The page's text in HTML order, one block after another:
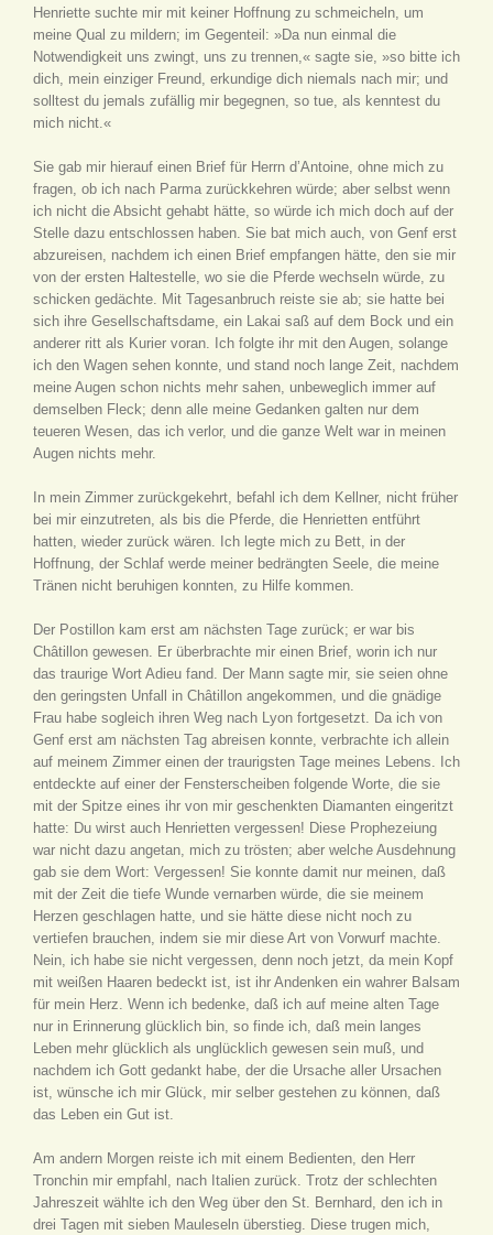
Henriette suchte mir mit keiner Hoffnung zu schmeicheln, um
meine Qual zu mildern; im Gegenteil: »Da nun einmal die
Notwendigkeit uns zwingt, uns zu trennen,« sagte sie, »so bitte ich
dich, mein einziger Freund, erkundige dich niemals nach mir; und
solltest du jemals zufällig mir begegnen, so tue, als kenntest du
mich nicht.«
Sie gab mir hierauf einen Brief für Herrn d’Antoine, ohne mich zu
fragen, ob ich nach Parma zurückkehren würde; aber selbst wenn
ich nicht die Absicht gehabt hätte, so würde ich mich doch auf der
Stelle dazu entschlossen haben. Sie bat mich auch, von Genf erst
abzureisen, nachdem ich einen Brief empfangen hätte, den sie mir
von der ersten Haltestelle, wo sie die Pferde wechseln würde, zu
schicken gedächte. Mit Tagesanbruch reiste sie ab; sie hatte bei
sich ihre Gesellschaftsdame, ein Lakai saß auf dem Bock und ein
anderer ritt als Kurier voran. Ich folgte ihr mit den Augen, solange
ich den Wagen sehen konnte, und stand noch lange Zeit, nachdem
meine Augen schon nichts mehr sahen, unbeweglich immer auf
demselben Fleck; denn alle meine Gedanken galten nur dem
teueren Wesen, das ich verlor, und die ganze Welt war in meinen
Augen nichts mehr.
In mein Zimmer zurückgekehrt, befahl ich dem Kellner, nicht früher
bei mir einzutreten, als bis die Pferde, die Henrietten entführt
hatten, wieder zurück wären. Ich legte mich zu Bett, in der
Hoffnung, der Schlaf werde meiner bedrängten Seele, die meine
Tränen nicht beruhigen konnten, zu Hilfe kommen.
Der Postillon kam erst am nächsten Tage zurück; er war bis
Châtillon gewesen. Er überbrachte mir einen Brief, worin ich nur
das traurige Wort Adieu fand. Der Mann sagte mir, sie seien ohne
den geringsten Unfall in Châtillon angekommen, und die gnädige
Frau habe sogleich ihren Weg nach Lyon fortgesetzt. Da ich von
Genf erst am nächsten Tag abreisen konnte, verbrachte ich allein
auf meinem Zimmer einen der traurigsten Tage meines Lebens. Ich
entdeckte auf einer der Fensterscheiben folgende Worte, die sie
mit der Spitze eines ihr von mir geschenkten Diamanten eingeritzt
hatte: Du wirst auch Henrietten vergessen! Diese Prophezeiung
war nicht dazu angetan, mich zu trösten; aber welche Ausdehnung
gab sie dem Wort: Vergessen! Sie konnte damit nur meinen, daß
mit der Zeit die tiefe Wunde vernarben würde, die sie meinem
Herzen geschlagen hatte, und sie hätte diese nicht noch zu
vertiefen brauchen, indem sie mir diese Art von Vorwurf machte.
Nein, ich habe sie nicht vergessen, denn noch jetzt, da mein Kopf
mit weißen Haaren bedeckt ist, ist ihr Andenken ein wahrer Balsam
für mein Herz. Wenn ich bedenke, daß ich auf meine alten Tage
nur in Erinnerung glücklich bin, so finde ich, daß mein langes
Leben mehr glücklich als unglücklich gewesen sein muß, und
nachdem ich Gott gedankt habe, der die Ursache aller Ursachen
ist, wünsche ich mir Glück, mir selber gestehen zu können, daß
das Leben ein Gut ist.
Am andern Morgen reiste ich mit einem Bedienten, den Herr
Tronchin mir empfahl, nach Italien zurück. Trotz der schlechten
Jahreszeit wählte ich den Weg über den St. Bernhard, den ich in
drei Tagen mit sieben Mauleseln überstieg. Diese trugen mich,